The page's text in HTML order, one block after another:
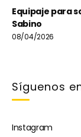
Equipaje para
Sabino
08/04/2026
Síguenos
Instagram